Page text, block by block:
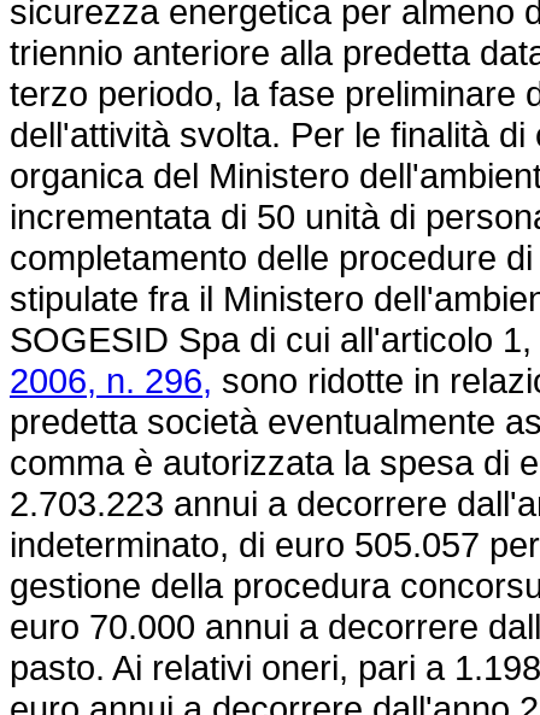
sicurezza energetica per almeno
triennio anteriore alla predetta
terzo periodo, la fase preliminare
dell'attività svolta. Per le finalità
organica del Ministero
incrementata di 50 unità di
completamento delle procedure
stipulate fra il Ministero
SOGESID Spa di cui all'articolo
2006, n. 296, sono ridotte in
predetta società eventualmente
comma è autorizzata la spesa di
2.703.223 annui a decorrere
indeterminato, di euro 505.057
gestione della procedura
euro 70.000 annui a decorrere
pasto. Ai relativi oneri, pari a